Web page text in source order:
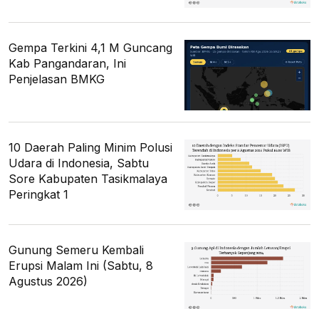
Gempa Terkini 4,1 M Guncang
Kab Pangandaran, Ini
Penjelasan BMKG
10 Daerah Paling Minim Polusi
Udara di Indonesia, Sabtu
Sore Kabupaten Tasikmalaya
Peringkat 1
Gunung Semeru Kembali
Erupsi Malam Ini (Sabtu, 8
Agustus 2026)